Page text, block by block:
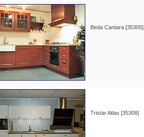
Beda Cantara [35305]
Tristar Atlas [35308]